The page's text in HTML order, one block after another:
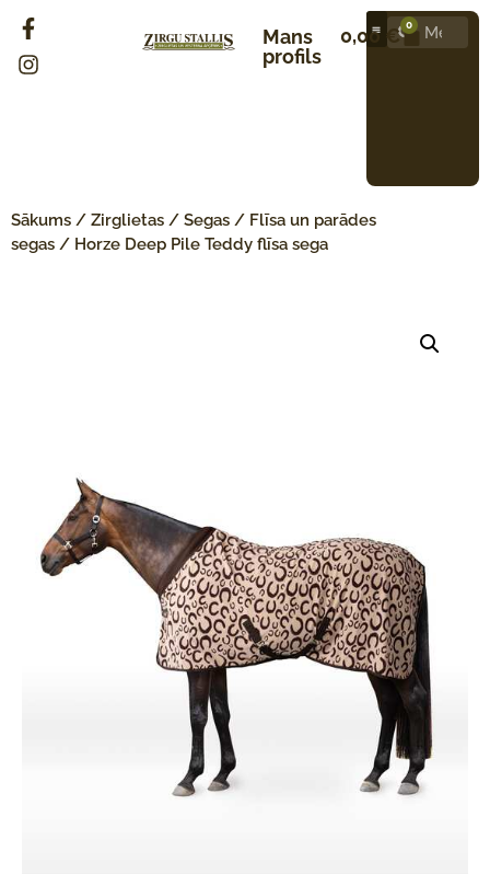
Mans
profils
0,00 € 0
Sākums / Zirglietas / Segas / Flīsa un parādes
segas / Horze Deep Pile Teddy flīsa sega